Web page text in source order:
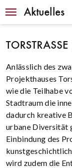
Aktuelles
TORSTRASSE
Anlässlich des
Projekthauses
wie die Teilhabe
Stadtraum die
dadurch kreative
urbane Diversität
Einbindung des
wird zudem die